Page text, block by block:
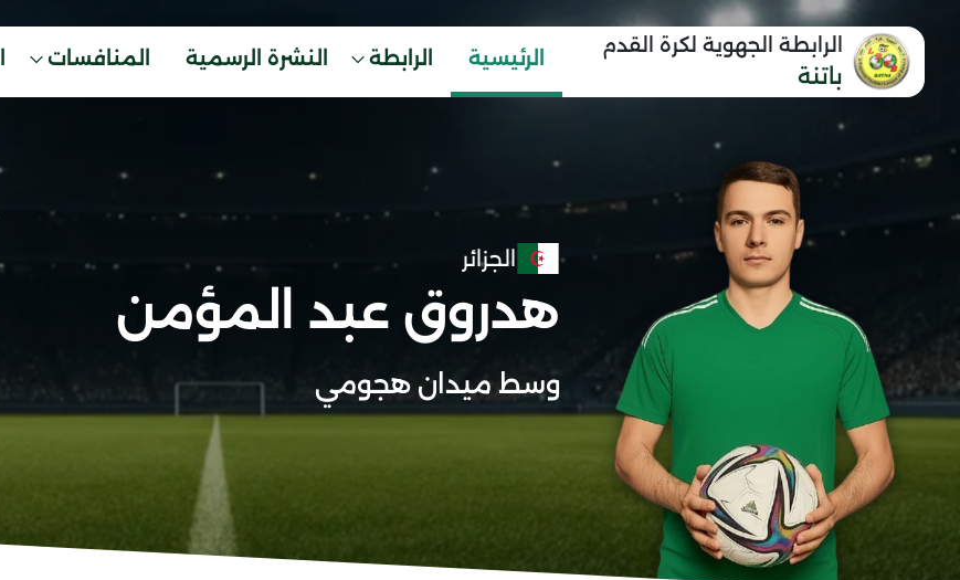
الرابطة الجهوية لكرة القدم
باتنة
الرئيسية الرابطة النشرة الرسمية المنافسات
الجزائر
هدروق عبد المؤمن
وسط ميدان هجومي